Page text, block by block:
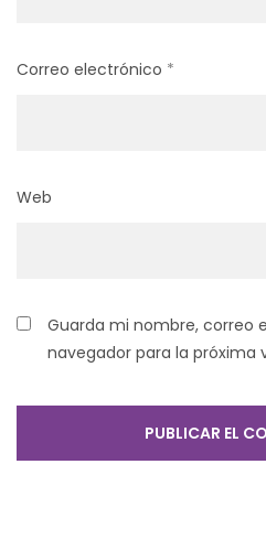
Correo electrónico *
Web
Guarda mi nombre, correo
navegador para la próxima